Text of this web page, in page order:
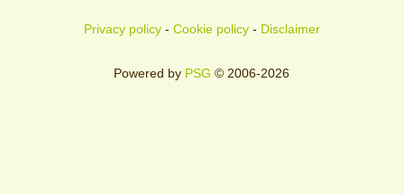
Privacy policy- Cookie policy- Disclaimer
Powered by PSG © 2006-2026